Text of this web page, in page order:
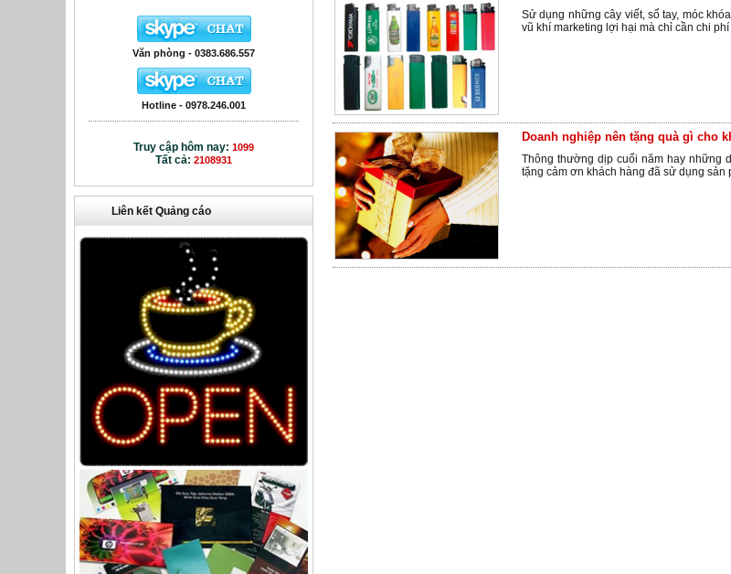
Văn phòng - 0383.686.557
Hotline - 0978.246.001
Truy cập hôm nay: 1099
Tất cả: 2108931
Liên kết Quảng cáo
Sử dụng những cây viết, sổ tay, móc
vũ khí marketing lợi hại mà chỉ cần chi phí
Doanh nghiệp nên tặng quà gì cho
Thông thường dịp cuối năm hay những
tặng cảm ơn khách hàng đã sử dụng sản